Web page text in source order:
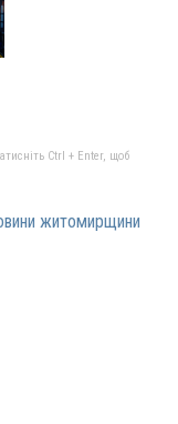
Ctrl + Enter, щоб
житомирщини